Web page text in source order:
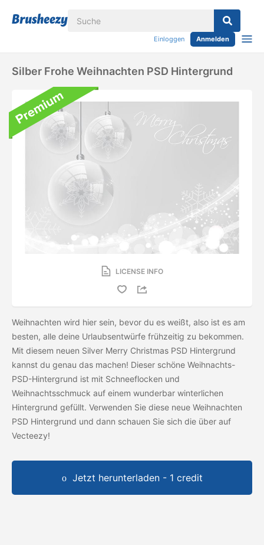
Einloggen Anmelden
Silber Frohe Weihnachten PSD Hintergrund
LICENSE INFO
Weihnachten wird hier sein, bevor du es weißt, also ist es am
besten, alle deine Urlaubsentwürfe frühzeitig zu bekommen.
Mit diesem neuen Silver Merry Christmas PSD Hintergrund
kannst du genau das machen! Dieser schöne Weihnachts-
PSD-Hintergrund ist mit Schneeflocken und
Weihnachtsschmuck auf einem wunderbar winterlichen
Hintergrund gefüllt. Verwenden Sie diese neue Weihnachten
PSD Hintergrund und dann schauen Sie sich die über auf
Vecteezy!
Jetzt herunterladen - 1 credit